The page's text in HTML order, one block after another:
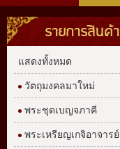
รายการสินค้า
แสดงทั้งหมด
วัตถุมงคลมาใหม่
พระชุดเบญจภาคี
พระเหรียญเกจิอาจารย์